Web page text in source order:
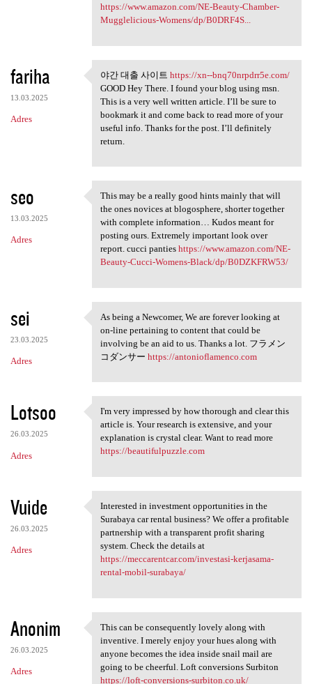
https://www.amazon.com/NE-Beauty-Chamber-
Mugglelicious-Womens/dp/B0DRF4S...
fariha
13.03.2025
Adres
야간 대출 사이트 https://xn-
야간 대출 사이트 https://xn--bnq70nrpdrr5e.com/
GOOD Hey There. I found your blog using msn.
This is a very well written article. I’ll be sure to
bookmark it and come back to read more of your
useful info. Thanks for the post. I’ll definitely
return.
seo
13.03.2025
Adres
This may be a really good
This may be a really good hints mainly that will
the ones novices at blogosphere, shorter together
with complete information… Kudos meant for
posting ours. Extremely important look over
report. cucci panties https://www.amazon.com/NE-
Beauty-Cucci-Womens-Black/dp/B0DZKFRW53/
sei
23.03.2025
Adres
As being a Newcomer, We are
As being a Newcomer, We are forever looking at
on-line pertaining to content that could be
involving be an aid to us. Thanks a lot. フラメン
コダンサー https://antonioflamenco.com
Lotsoo
26.03.2025
Adres
I'm very impressed by how
I'm very impressed by how thorough and clear this
article is. Your research is extensive, and your
explanation is crystal clear. Want to read more
https://beautifulpuzzle.com
Vuide
26.03.2025
Adres
Interested in investment
Interested in investment opportunities in the
Surabaya car rental business? We offer a profitable
partnership with a transparent profit sharing
system. Check the details at
https://meccarentcar.com/investasi-kerjasama-
rental-mobil-surabaya/
Anonim
26.03.2025
Adres
This can be consequently
This can be consequently lovely along with
inventive. I merely enjoy your hues along with
anyone becomes the idea inside snail mail are
going to be cheerful. Loft conversions Surbiton
https://loft-conversions-surbiton.co.uk/